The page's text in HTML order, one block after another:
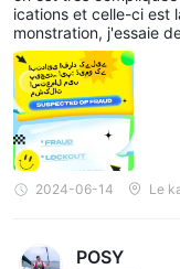
devises numériques
Types de compte
En plus des comptes
Global propose
réels :Standard et
dépôt minimum de
Ces types de compte
compétitifs et aucune
ications et celle-ci est
monstration, j'essaie
2024-06-14 Le
POSY